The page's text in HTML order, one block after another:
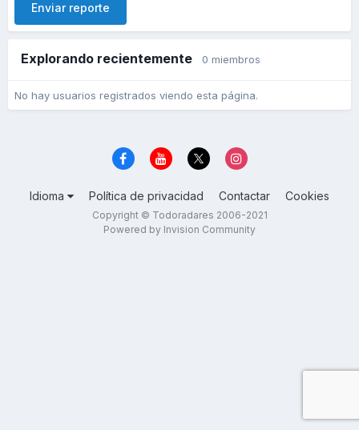
Enviar reporte
Explorando recientemente 0 miembros
No hay usuarios registrados viendo esta página.
Idioma Política de privacidad Contactar Cookies
Copyright © Todoradares 2006-2021
Powered by Invision Community